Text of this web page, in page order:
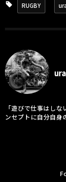
RUGBY
「遊びで仕事はし
ンセプトに自分自身